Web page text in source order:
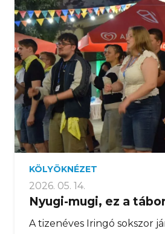
KÖLYÖKNÉZET
2026. 05. 14.
Nyugi-mugi, ez a
A tizenéves Iringó sokszor